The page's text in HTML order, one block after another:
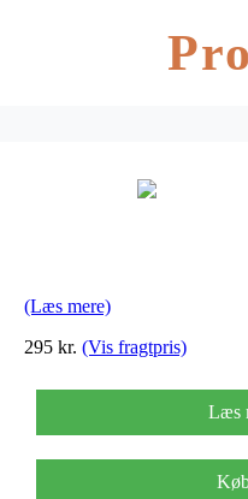
(Læs mere)
295 kr. (Vis fragtpris)
Læs